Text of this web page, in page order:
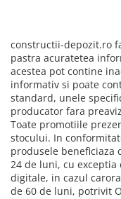
constructii-depozit.ro
pastra acuratetea
acestea pot contine
informativ si poate
standard, unele
producator fara
Toate promotiile
stocului. In
produsele beneficiaza
24 de luni, cu
digitale, in cazul
de 60 de luni, potrivit